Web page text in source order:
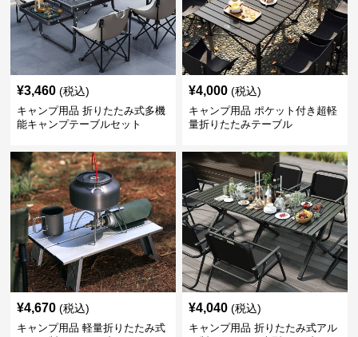
¥3,460 (税込)
キャンプ用品 折りたたみ式多機
能キャンプテーブルセット
¥4,000 (税込)
キャンプ用品 ポケット付き超軽
量折りたたみテーブル
¥4,670 (税込)
キャンプ用品 軽量折りたたみ式
¥4,040 (税込)
キャンプ用品 折りたたみ式アル